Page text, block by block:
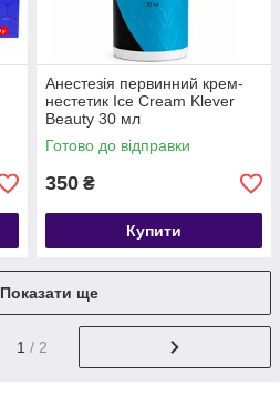
Анестезія первинний крем-
нестетик Ice Cream Klever
Beauty 30 мл
Готово до відправки
350 ₴
Купити
Показати ще
1 / 2